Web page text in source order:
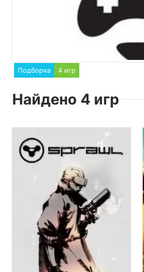
Подборка 4 игр
Найдено 4 игр